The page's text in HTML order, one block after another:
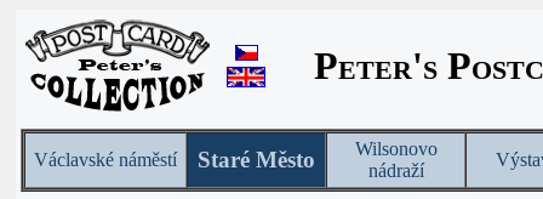
Peter's
Václavské náměstí Staré Město
Wilsonovo
nádraží